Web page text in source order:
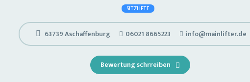
SITZLIFTE
63739 Aschaffenburg 06021 8665223 info@mainlifter.de
Bewertung schrreiben